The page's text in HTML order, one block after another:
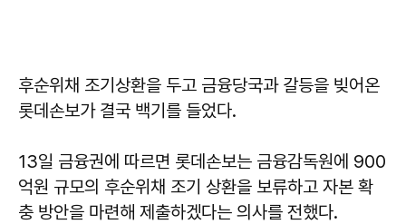
후순위채 조기상환을 두고 금융당국과 갈등을 빚어온
롯데손보가 결국 백기를 들었다.
13일 금융권에 따르면 롯데손보는 금융감독원에 900
억원 규모의 후순위채 조기 상환을 보류하고 자본 확
충 방안을 마련해 제출하겠다는 의사를 전했다.